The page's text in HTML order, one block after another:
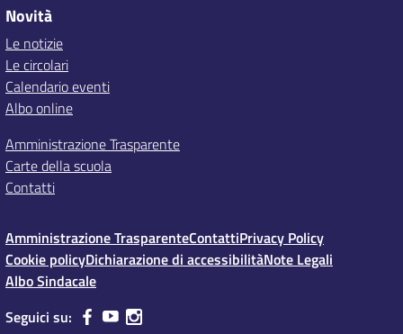
Novità
Le notizie
Le circolari
Calendario eventi
Albo online
Amministrazione Trasparente
Carte della scuola
Contatti
Amministrazione TrasparenteContattiPrivacy Policy
Cookie policyDichiarazione di accessibilitàNote Legali
Albo Sindacale
Seguici su: